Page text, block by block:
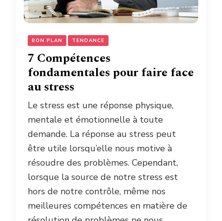
BON PLAN TENDANCE
7 Compétences
fondamentales pour faire face
au stress
Le stress est une réponse physique,
mentale et émotionnelle à toute
demande. La réponse au stress peut
être utile lorsqu’elle nous motive à
résoudre des problèmes. Cependant,
lorsque la source de notre stress est
hors de notre contrôle, même nos
meilleures compétences en matière de